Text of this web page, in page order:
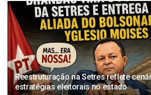
Reestruturação na Setres reflete
estratégias eleitorais no estado